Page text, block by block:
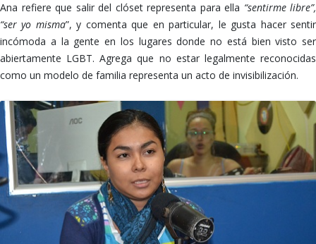
Ana refiere que salir del clóset representa para ella “sentirme libre”,
“ser yo misma”, y comenta que en particular, le gusta hacer sentir
incómoda a la gente en los lugares donde no está bien visto ser
abiertamente LGBT. Agrega que no estar legalmente reconocidas
como un modelo de familia representa un acto de invisibilización.